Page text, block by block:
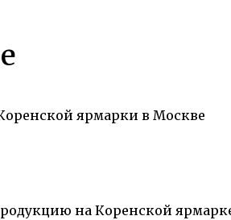
на Коренской